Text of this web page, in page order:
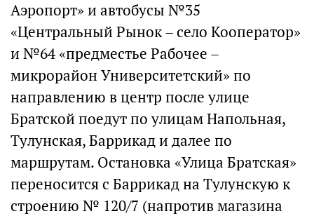
Аэропорт» и автобусы №35
«Центральный Рынок – село Кооператор»
и №64 «предместье Рабочее –
микрорайон Университетский» по
направлению в центр после улице
Братской поедут по улицам Напольная,
Тулунская, Баррикад и далее по
маршрутам. Остановка «Улица Братская»
переносится с Баррикад на Тулунскую к
строению № 120/7 (напротив магазина